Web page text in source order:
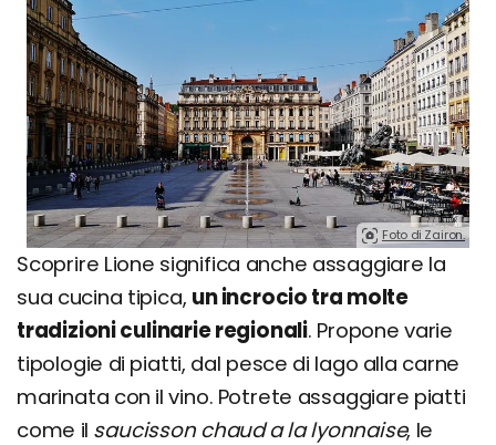
Foto di Zairon.
Scoprire Lione significa anche assaggiare la
sua cucina tipica, un incrocio tra molte
tradizioni culinarie regionali. Propone varie
tipologie di piatti, dal pesce di lago alla carne
marinata con il vino. Potrete assaggiare piatti
come il saucisson chaud a la lyonnaise, le